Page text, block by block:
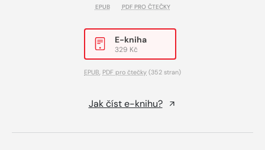
EPUB PDF PRO ČTEČKY
E-kniha
329 Kč
EPUB, PDF pro čtečky (352 stran)
Jak číst e-knihu?